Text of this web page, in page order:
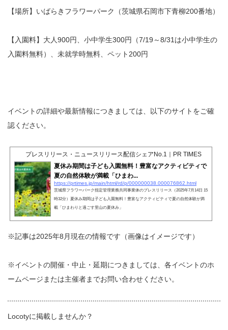
【場所】いばらきフラワーパーク（茨城県石岡市下青柳200番地）
【入園料】大人900円、小中学生300円（7/19～8/31は小中学生の
入園料無料）、未就学時無料、ペット200円
イベントの詳細や最新情報につきましては、以下のサイトをご確
認ください。
プレスリリース・ニュースリリース配信シェアNo.1｜PR TIMES
夏休み期間は子ども入園無料！豊富なアクティビティで
夏の自然体験が満載「ひまわ...
https://prtimes.jp/main/html/rd/p/000000038.000076862.html
茨城県フラワーパーク指定管理業務共同事業体のプレスリリース（2025年7月14日 15
時32分）夏休み期間は子ども入園無料！豊富なアクティビティで夏の自然体験が満
載「ひまわりと過ごす里山の夏休み」
※記事は2025年8月現在の情報です（画像はイメージです）
※イベントの開催・中止・延期につきましては、各イベントのホ
ームページまたは主催者までお問い合わせください。
Locotyに掲載しませんか？